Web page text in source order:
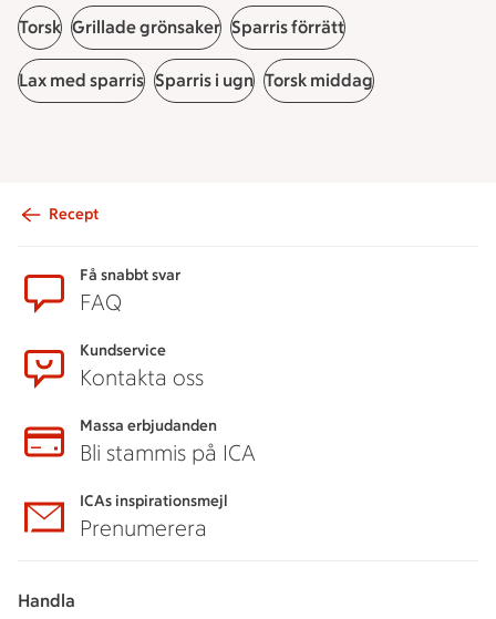
Torsk Grillade grönsaker Sparris förrätt
Lax med sparris Sparris i ugn Torsk middag
Recept
Få snabbt svar
FAQ
Kundservice
Kontakta oss
Massa erbjudanden
Bli stammis på ICA
ICAs inspirationsmejl
Prenumerera
Handla